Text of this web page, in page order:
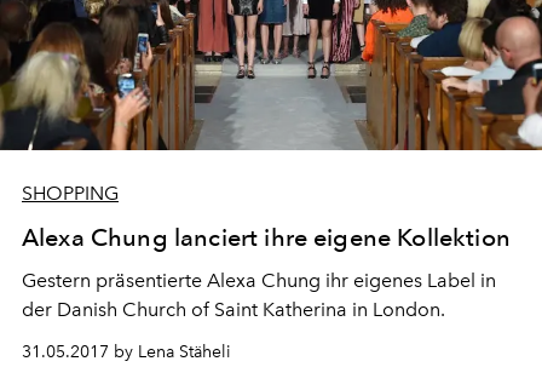
SHOPPING
Alexa Chung lanciert ihre eigene Kollektion
Gestern präsentierte Alexa Chung ihr eigenes Label in
der Danish Church of Saint Katherina in London.
31.05.2017 by Lena Stäheli